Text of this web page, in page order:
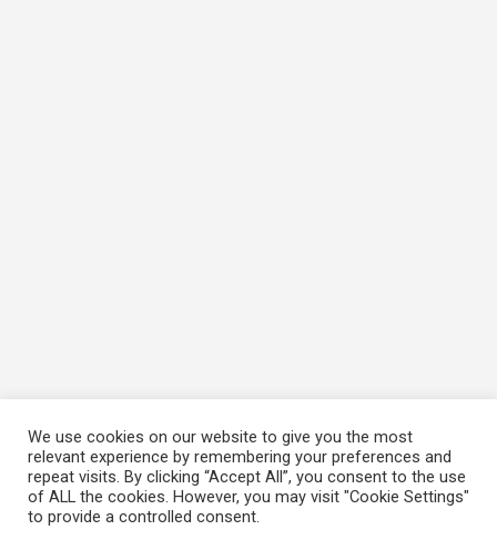
We use cookies on our website to give you the most
relevant experience by remembering your preferences and
repeat visits. By clicking “Accept All”, you consent to the use
of ALL the cookies. However, you may visit "Cookie Settings"
to provide a controlled consent.